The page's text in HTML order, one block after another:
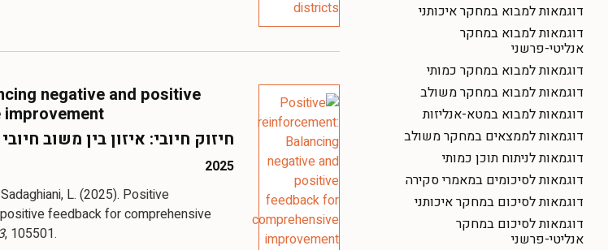
דוגמאות למבוא במחקר איכותני
דוגמאות למבוא במחקר
אנליטי-פרשני
דוגמאות למבוא במחקר כמותי
דוגמאות למבוא במחקר משולב
דוגמאות למבוא במטא-אנליזות
דוגמאות לממצאים במחקר משולב
דוגמאות לניתוח תוכן כמותי
דוגמאות לסיכומים במאמרי סקירה
דוגמאות לסיכום במחקר איכותני
דוגמאות לסיכום במחקר
אנליטי-פרשני
negative and positive
חיזוק חיובי: איזון בין משוב
2025
L. (2025). Positive
feedback for comprehensive
, 105501.